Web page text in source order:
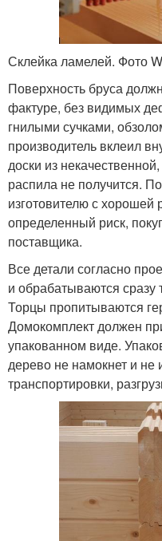
Склейка ламелей. Фото
Поверхность бруса
фактуре, без видимых
гнилыми сучками,
производитель вклеил
доски из
распила не получится.
изготовителю с хорошей
определенный риск,
поставщика.
Все детали согласно
и обрабатываются сразу
Торцы пропитываются
Домокомплект должен
упакованном виде.
дерево не намокнет и не
транспортировки,